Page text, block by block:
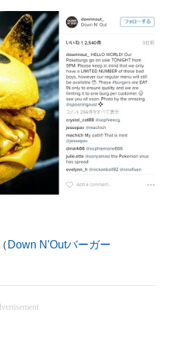
Down N'Outバーガー